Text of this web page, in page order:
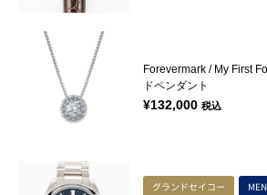
Forevermark / My First
ドペンダント
¥132,000 税込
グランドセイコー